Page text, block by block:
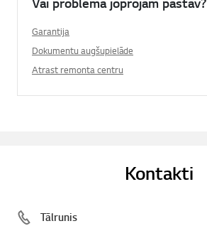
Garantija
Dokumentu augšupielāde
Atrast remonta centru
Kontakti
Tālrunis